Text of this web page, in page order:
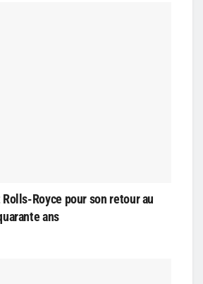
Royce pour son retour au
ans